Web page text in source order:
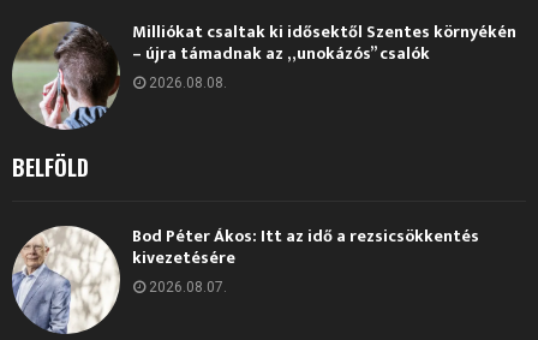
Milliókat csaltak ki idősektől Szentes környékén
– újra támadnak az „unokázós” csalók
2026.08.08.
BELFÖLD
Bod Péter Ákos: Itt az idő a rezsicsökkentés
kivezetésére
2026.08.07.